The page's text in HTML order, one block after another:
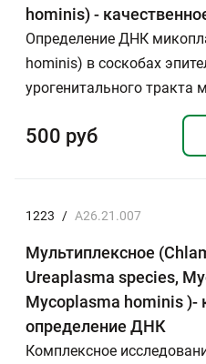
hominis) -
Определение ДНК
hominis) в соскобах
урогенитального тракта
500 руб
1223 / A26.21.007
Мультиплексное
Ureaplasma species,
Mycoplasma hominis )-
определение ДНК
Комплексное